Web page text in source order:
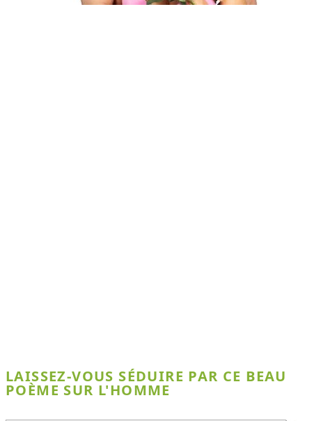
LAISSEZ-VOUS SÉDUIRE PAR CE BEAU
POÈME SUR L'HOMME